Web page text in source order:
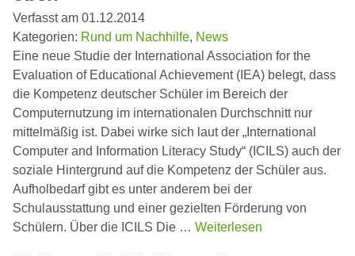
Verfasst am 01.12.2014
Kategorien: Rund um Nachhilfe, News
Eine neue Studie der International Association for the
Evaluation of Educational Achievement (IEA) belegt, dass
die Kompetenz deutscher Schüler im Bereich der
Computernutzung im internationalen Durchschnitt nur
mittelmäßig ist. Dabei wirke sich laut der „International
Computer and Information Literacy Study“ (ICILS) auch der
soziale Hintergrund auf die Kompetenz der Schüler aus.
Aufholbedarf gibt es unter anderem bei der
Schulausstattung und einer gezielten Förderung von
Schülern. Über die ICILS Die … Weiterlesen